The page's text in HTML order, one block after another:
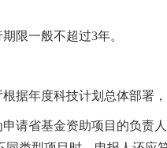
限一般不超过3年。
据年度科技计划总体部署
请省基金资助项目的负责